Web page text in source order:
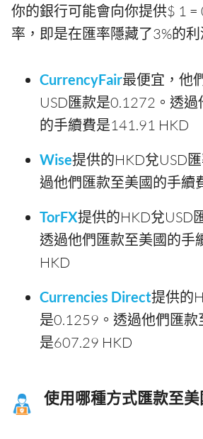
你的銀行可能會向你提供$ 1
率，即是在匯率隱藏了3%的利
CurrencyFair最便宜，他
USD匯款是0.1272。透過
的手續費是141.91 HKD
Wise提供的HKD兌USD
過他們匯款至美國的手續
TorFX提供的HKD兌USD
透過他們匯款至美國的手
HKD
Currencies Direct提供的
是0.1259。透過他們匯款
是607.29 HKD
使用哪種方式匯款至美